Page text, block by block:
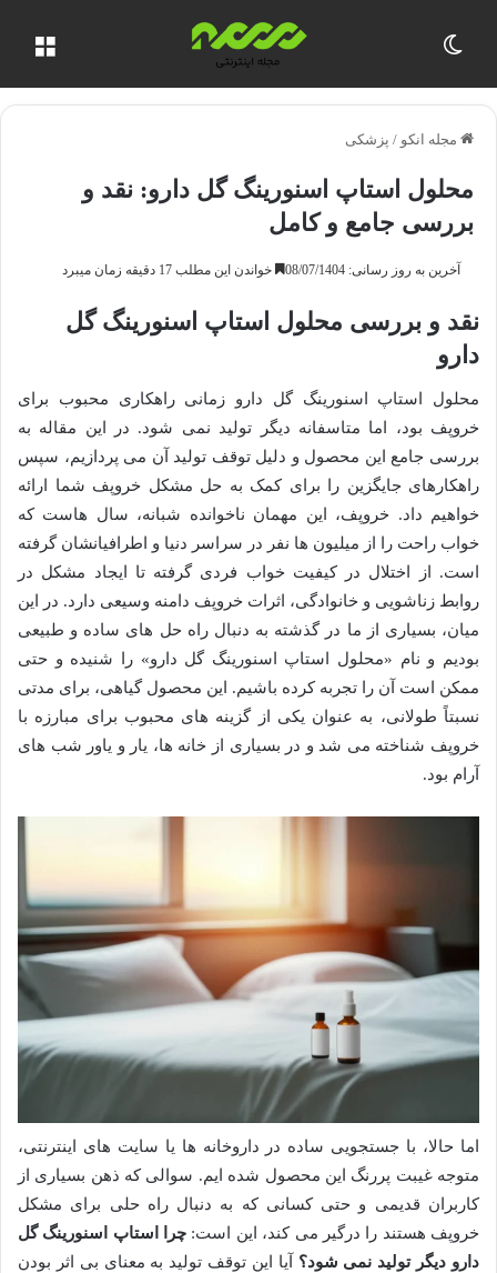
مجله انکو / پزشکی
محلول استاپ اسنورینگ گل دارو: نقد و
بررسی جامع و کامل
آخرین به روز رسانی: 08/07/1404 خواندن این مطلب 17 دقیقه زمان میبرد
نقد و بررسی محلول استاپ اسنورینگ گل
دارو
محلول استاپ اسنورینگ گل دارو زمانی راهکاری محبوب برای
خروپف بود، اما متاسفانه دیگر تولید نمی شود. در این مقاله به
بررسی جامع این محصول و دلیل توقف تولید آن می پردازیم، سپس
راهکارهای جایگزین را برای کمک به حل مشکل خروپف شما ارائه
خواهیم داد. خروپف، این مهمان ناخوانده شبانه، سال هاست که
خواب راحت را از میلیون ها نفر در سراسر دنیا و اطرافیانشان گرفته
است. از اختلال در کیفیت خواب فردی گرفته تا ایجاد مشکل در
روابط زناشویی و خانوادگی، اثرات خروپف دامنه وسیعی دارد. در این
میان، بسیاری از ما در گذشته به دنبال راه حل های ساده و طبیعی
بودیم و نام «محلول استاپ اسنورینگ گل دارو» را شنیده و حتی
ممکن است آن را تجربه کرده باشیم. این محصول گیاهی، برای مدتی
نسبتاً طولانی، به عنوان یکی از گزینه های محبوب برای مبارزه با
خروپف شناخته می شد و در بسیاری از خانه ها، یار و یاور شب های
آرام بود.
اما حالا، با جستجویی ساده در داروخانه ها یا سایت های اینترنتی،
متوجه غیبت پررنگ این محصول شده ایم. سوالی که ذهن بسیاری از
کاربران قدیمی و حتی کسانی که به دنبال راه حلی برای مشکل
خروپف هستند را درگیر می کند، این است: چرا استاپ اسنورینگ گل
دارو دیگر تولید نمی شود؟ آیا این توقف تولید به معنای بی اثر بودن